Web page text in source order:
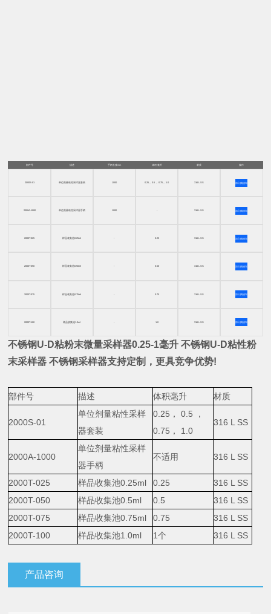
部件号 描述 手柄长度mm 体积 毫升 材质 操作
2000S-01 单位剂量粘性采样器套装 1000 0.25， 0.5 ， 0.75， 1.0 316 L SS 加入购物车
2000A-1000 单位剂量粘性采样器手柄 1000 - 316 L SS 加入购物车
2000T-025 样品收集池0.25ml - 0.25 316 L SS 加入购物车
2000T-050 样品收集池0.50ml - 0.50 316 L SS 加入购物车
2000T-075 样品收集池0.75ml - 0.75 316 L SS 加入购物车
2000T-100 样品收集池1.0ml - 1.0 316 L SS 加入购物车
不锈钢U-D粘粉末微量采样器0.25-1毫升 不锈钢U-D粘性粉
末采样器不锈钢采样器支持定制，更具竞争优势!
部件号 描述 体积毫升 材质
2000S-01
单位剂量粘性采样
器套装
0.25， 0.5 ，
0.75， 1.0
316 L SS
2000A-1000
单位剂量粘性采样
器手柄
不适用 316 L SS
2000T-025 样品收集池0.25ml 0.25
316 L SS
2000T-050
样品收集池0.5ml 0.5
316 L SS
2000T-075
样品收集池0.75ml 0.75
316 L SS
2000T-100
样品收集池1.0ml 1个 316 L SS
产品咨询